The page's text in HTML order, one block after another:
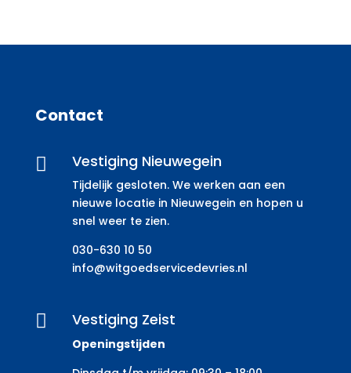
Contact
 Vestiging Nieuwegein
Tijdelijk gesloten. We werken aan een
nieuwe locatie in Nieuwegein en hopen u
snel weer te zien.
030-630 10 50
info@witgoedservicedevries.nl
 Vestiging Zeist
Openingstijden